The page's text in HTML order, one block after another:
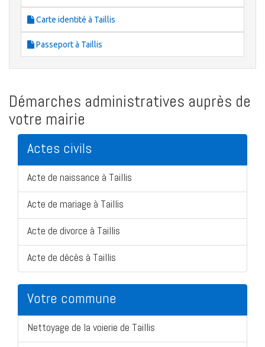
Carte identité à Taillis
Passeport à Taillis
Démarches administratives auprès de
votre mairie
Actes civils
Acte de naissance à Taillis
Acte de mariage à Taillis
Acte de divorce à Taillis
Acte de décès à Taillis
Votre commune
Nettoyage de la voierie de Taillis